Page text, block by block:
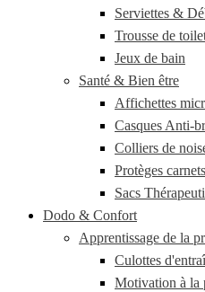
Serviettes &
Trousse de
Jeux de bain
Santé & Bien être
Affichettes
Casques Anti-
Colliers de
Protèges
Sacs
Dodo & Confort
Apprentissage de la
Culottes
Motivation à la